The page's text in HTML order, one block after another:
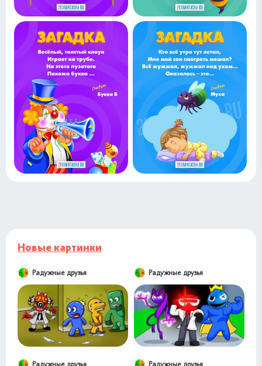
Новые картинки
Радужные друзья Радужные друзья
Радужные друзья Радужные друзья